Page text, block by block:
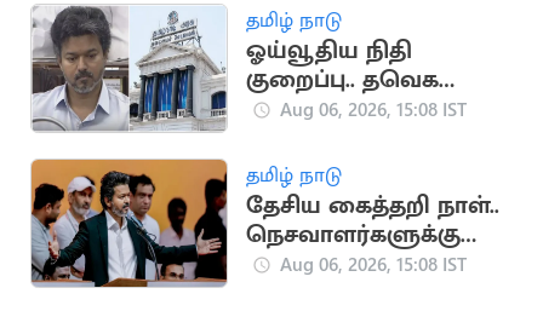
தமிழ் நாடு
ஓய்வூதிய நிதி
குறைப்பு.. தவெக
அரசுக்கு தலைமைச்
கண்டனம்
Aug 06, 2026, 15:08 IST
தமிழ் நாடு
தேசிய கைத்தறி நாள்..
நெசவாளர்களுக்கு
முதலமைச்சர் விஜய்
Aug 06, 2026, 15:08 IST